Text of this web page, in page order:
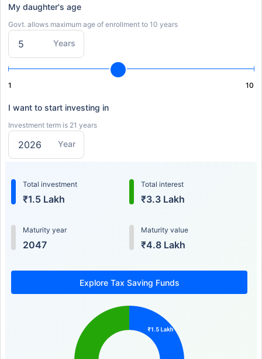
My daughter's age
Govt. allows maximum age of enrollment to 10 years
Years
1 10
I want to start investing in
Investment term is 21 years
Year
Total investment
₹1.5 Lakh
Total interest
₹3.3 Lakh
Maturity year
2047
Maturity value
₹4.8 Lakh
Explore Tax Saving Funds